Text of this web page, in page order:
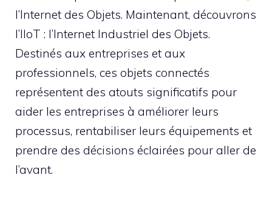
l’Internet des Objets. Maintenant, découvrons
l’IIoT : l’Internet Industriel des Objets.
Destinés aux entreprises et aux
professionnels, ces objets connectés
représentent des atouts significatifs pour
aider les entreprises à améliorer leurs
processus, rentabiliser leurs équipements et
prendre des décisions éclairées pour aller de
l’avant.